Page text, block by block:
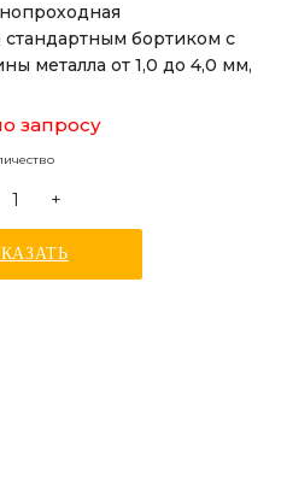
бортиком с
металла от 1,0 до 4,0 мм,
запросу
+